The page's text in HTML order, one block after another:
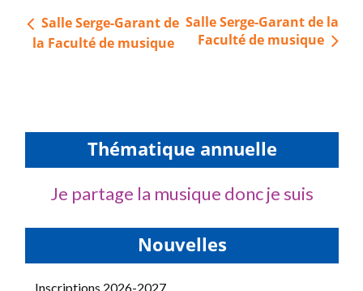
Navigation
de
Salle Serge-Garant de
la Faculté de musique
Salle Serge-Garant de la
Faculté de musique
Thématique annuelle
Je partage la musique donc je suis
Nouvelles
Inscriptions 2026-2027